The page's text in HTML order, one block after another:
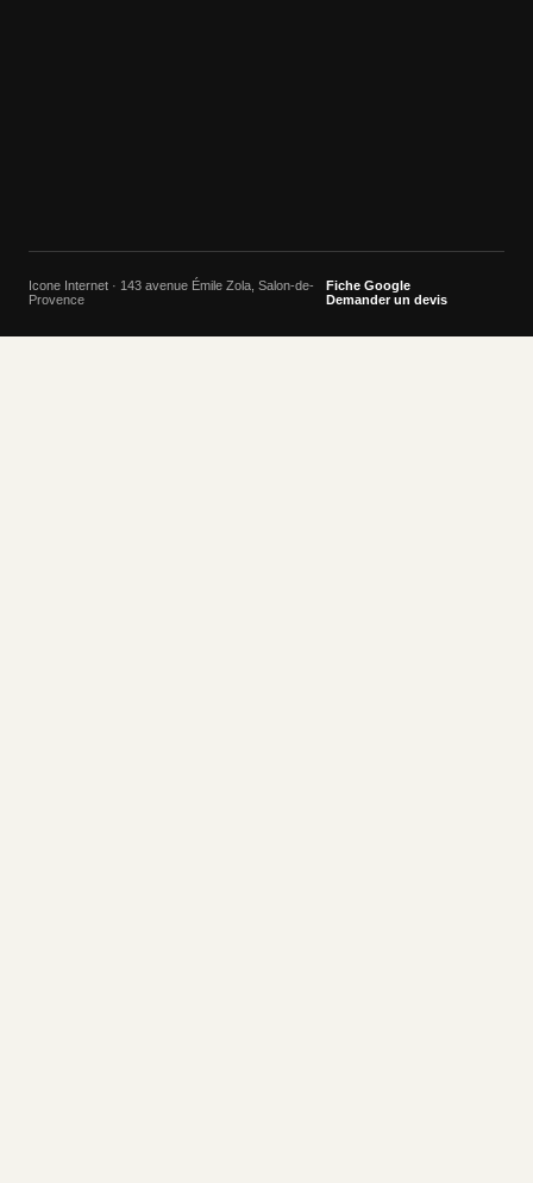
Icone Internet · 143 avenue Émile Zola, Salon-de-
Provence
Fiche Google
Demander un devis